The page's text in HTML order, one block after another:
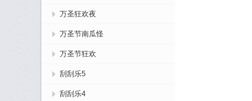
万圣狂欢夜
万圣节南瓜怪
万圣节狂欢
刮刮乐5
刮刮乐4